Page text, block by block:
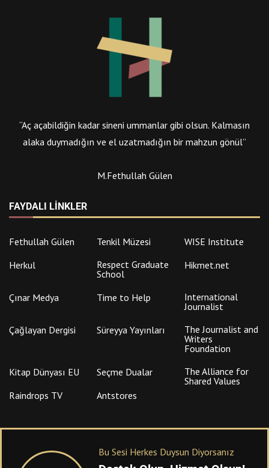
“Aç açabildiğin kadar sineni ummanlar gibi olsun. Kalmasın
alaka duymadığın ve el uzatmadığın bir mahzun gönül”
M.Fethullah Gülen
FAYDALI LINKLER
Fethullah Gülen Tenkil Müzesi
WISE Institute
Herkul
Respect Graduate
School
Hikmet.net
Çınar Medya Time to Help
International
Journalist
Çağlayan Dergisi
Süreyya Yayınları
The Journalist and
Writers
Foundation
Kitap Dünyası EU
Seçme Dualar
The Alliance for
Shared Values
Raindrops TV
Antstores
Bu Sesi Herkes Duysun Diyorsanız